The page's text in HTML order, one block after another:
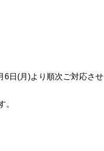
日(月)より順次ご対応させ
。